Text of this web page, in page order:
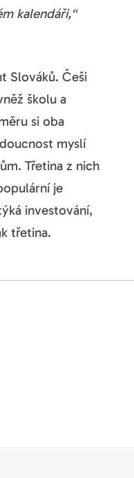
kalendáři,“
Slováků. Češi
školu a
si oba
myslí
Třetina z nich
je
investování,
třetina.